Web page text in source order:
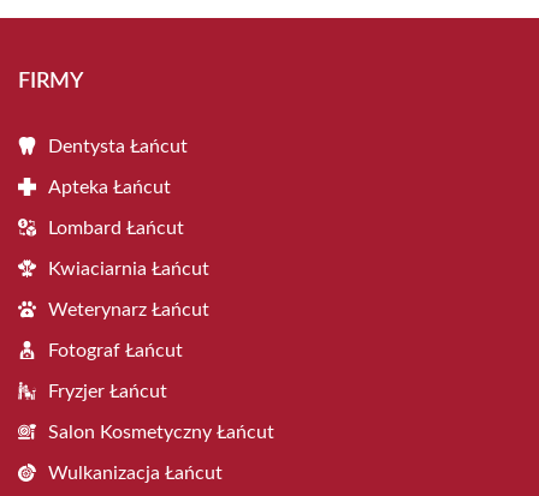
FIRMY
Dentysta Łańcut
Apteka Łańcut
Lombard Łańcut
Kwiaciarnia Łańcut
Weterynarz Łańcut
Fotograf Łańcut
Fryzjer Łańcut
Salon Kosmetyczny Łańcut
Wulkanizacja Łańcut